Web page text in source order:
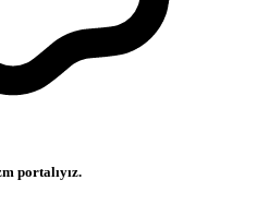
portalıyız.